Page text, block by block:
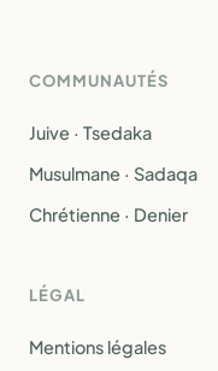
COMMUNAUTÉS
Juive · Tsedaka
Musulmane · Sadaqa
Chrétienne · Denier
LÉGAL
Mentions légales